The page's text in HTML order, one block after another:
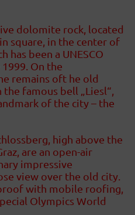
dolomite rock, located
square, in the center of
has been a UNESCO
On the
remains oft he old
famous bell „Liesl“,
of the city – the
high above the
are an open-air
impressive
view over the old city.
with mobile roofing,
Olympics World